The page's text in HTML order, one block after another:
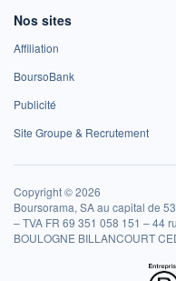
Nos sites
Affiliation
BoursoBank
Publicité
Site Groupe & Recrutement
Copyright © 2026
Boursorama, SA au capital de
– TVA FR 69 351 058 151 – 44
BOULOGNE BILLANCOURT